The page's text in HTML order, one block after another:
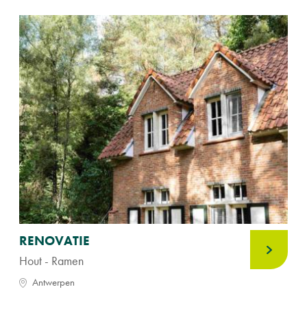
RENOVATIE
Hout - Ramen
Antwerpen